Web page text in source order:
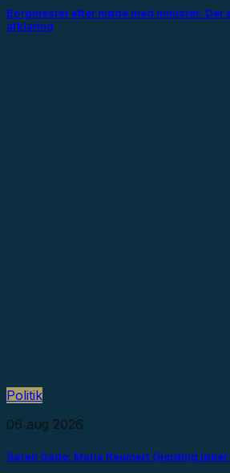
Borgmester efter møde med minister: Der
afklaring
Politik
06 aug 2026
Søren Gade: Maria Reumert Gjerding